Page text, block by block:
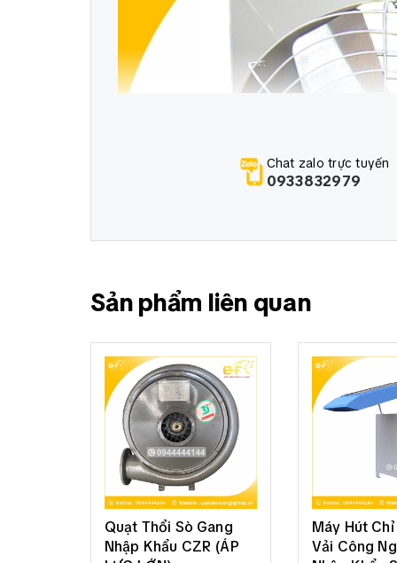
Chat zalo trực tuyến
0933832979
Sản phẩm liên quan
Quạt Thổi Sò Gang
Nhập Khẩu CZR (ÁP
Máy Hút
Vải Công